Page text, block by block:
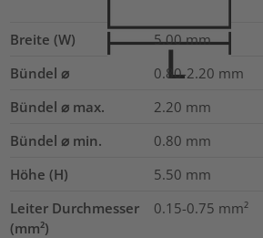
Breite (W) 5.00 mm
Bündel ⌀
0.80-2.20 mm
Bündel ⌀ max.
2.20 mm
Bündel ⌀ min.
0.80 mm
Höhe (H)
5.50 mm
Leiter Durchmesser
(mm²)
0.15-0.75 mm²